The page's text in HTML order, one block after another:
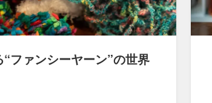
ファンシーヤーン”の​世界